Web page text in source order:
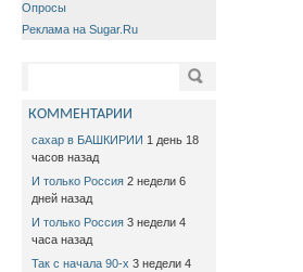
Опросы
Реклама на Sugar.Ru
Поиск
КОММЕНТАРИИ
сахар в БАШКИРИИ 1 день 18
часов назад
И только Россия 2 недели 6
дней назад
И только Россия 3 недели 4
часа назад
Так с начала 90-х 3 недели 4